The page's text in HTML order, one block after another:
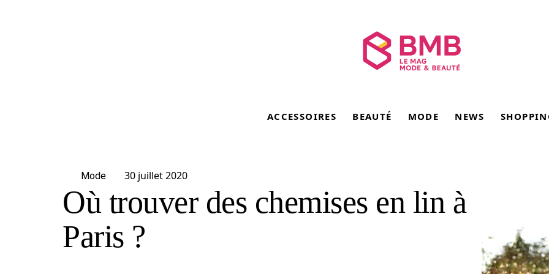
ACCESSOIRES BEAUTÉ MODE NEWS
Mode 30 juillet 2020
Où trouver des chemises en lin à
Paris ?